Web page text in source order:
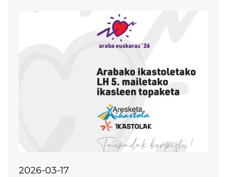
2026-03-17